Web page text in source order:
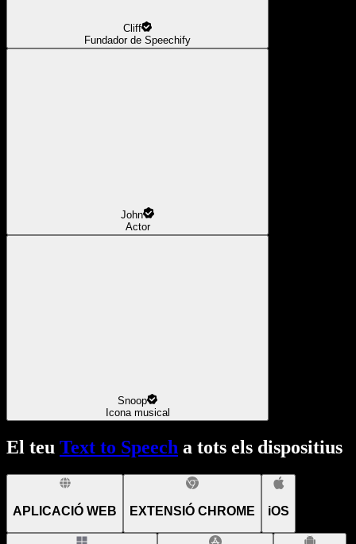
Cliff
Fundador de Speechify
John
Actor
Snoop
Icona musical
El teu Text to Speech a tots els dispositius
APLICACIÓ WEB EXTENSIÓ CHROME iOS